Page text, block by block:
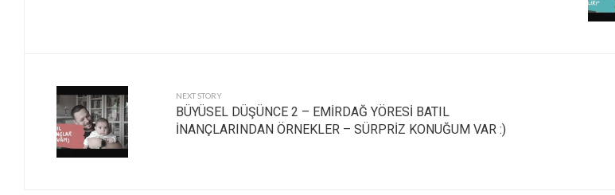
NEXT STORY
BÜYÜSEL DÜŞÜNCE 2 – EMİRDAĞ YÖRESİ BATIL
İNANÇLARINDAN ÖRNEKLER – SÜRPRİZ KONUĞUM VAR :)